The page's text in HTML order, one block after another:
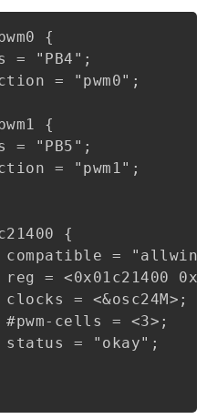
{
= "PB4";
= "pwm0";
{
= "PB5";
= "pwm1";
{
=
reg = <0x01c21400
= <&osc24M>;
cells = <3>;
= "okay";